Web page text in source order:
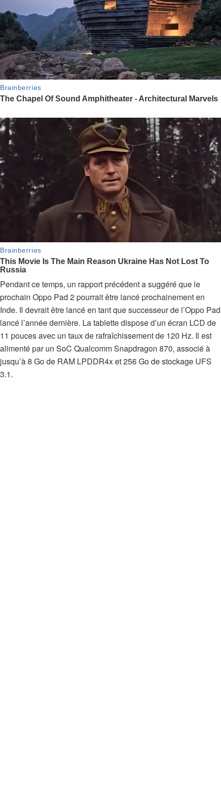
Pendant ce temps, un rapport précédent a suggéré que le
prochain Oppo Pad 2 pourrait être lancé prochainement en
Inde. Il devrait être lancé en tant que successeur de l’Oppo Pad
lancé l’année dernière. La tablette dispose d’un écran LCD de
11 pouces avec un taux de rafraîchissement de 120 Hz. Il est
alimenté par un SoC Qualcomm Snapdragon 870, associé à
jusqu’à 8 Go de RAM LPDDR4x et 256 Go de stockage UFS
3.1.